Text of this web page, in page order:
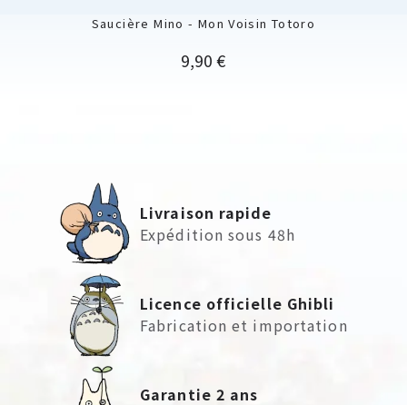
Saucière Mino - Mon Voisin Totoro
Prix
9,90 €
Livraison rapide
Expédition sous 48h
Licence officielle Ghibli
Fabrication et importation
Garantie 2 ans